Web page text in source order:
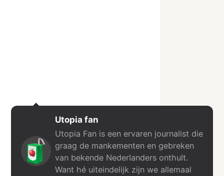
Utopia fan
Utopia Fan is een ervaren journalist die
graag de mankementen en gebreken
van bekende Nederlanders onthult.
Want hé uiteindelijk zijn we allemaal